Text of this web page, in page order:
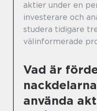
aktier under en
investerare och
studera tidigare
välinformerade
Vad är
använda